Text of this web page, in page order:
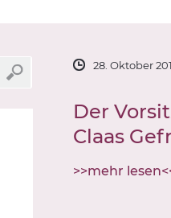
28. Oktober
Der
Claas
>>mehr